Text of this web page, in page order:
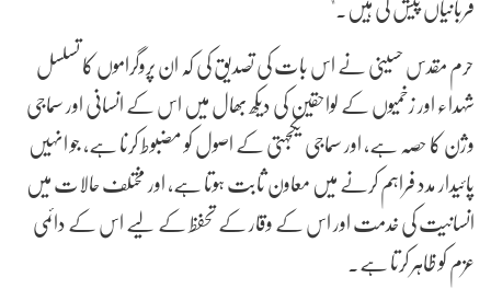
حرم مقدس حسینی نے اس بات کی تصدیق کی کہ ان پروگراموں کا تسلسل
شہداء اور زخمیوں کے لواحقین کی دیکھ بھال میں اس کے انسانی اور سماجی
وژن کا حصہ ہے، اور سماجی یکجہتی کے اصول کو مضبوط کرنا ہے، جو انہیں
پائیدار مدد فراہم کرنے میں معاون ثابت ہوتا ہے، اور مختلف حالات میں
انسانیت کی خدمت اور اس کے وقار کے تحفظ کے لیے اس کے دائمی
عزم کو ظاہر کرتا ہے۔